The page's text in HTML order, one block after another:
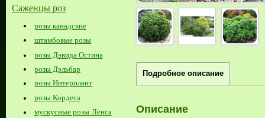
Саженцы роз
розы канадские
штамбовые розы
розы Дэвида Остина
розы Дэльбар
розы Интерплант
розы Кордеса
мускусные розы Ленса
Подробное описание
Описание